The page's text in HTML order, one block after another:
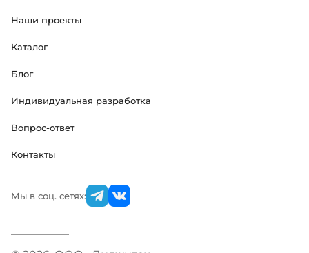
Наши проекты
Каталог
Блог
Индивидуальная разработка
Вопрос-ответ
Контакты
Мы в соц. сетях: